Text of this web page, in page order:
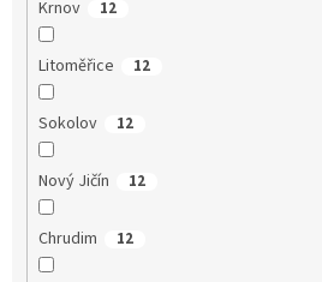
Krnov 12
Litoměřice 12
Sokolov 12
Nový Jičín 12
Chrudim 12